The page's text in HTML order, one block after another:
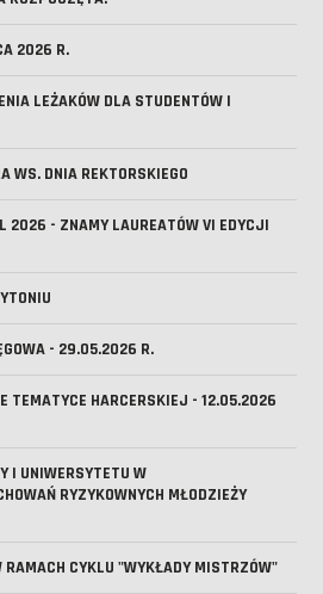
2026 R.
LEŻAKÓW DLA STUDENTÓW I
WS. DNIA REKTORSKIEGO
2026 - ZNAMY LAUREATÓW VI EDYCJI
- 29.05.2026 R.
TEMATYCE HARCERSKIEJ - 12.05.2026
I UNIWERSYTETU W
RYZYKOWNYCH MŁODZIEŻY
RAMACH CYKLU "WYKŁADY MISTRZÓW"